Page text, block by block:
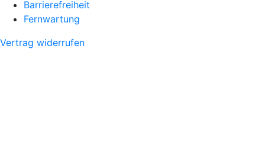
Barrierefreiheit
Fernwartung
Vertrag widerrufen